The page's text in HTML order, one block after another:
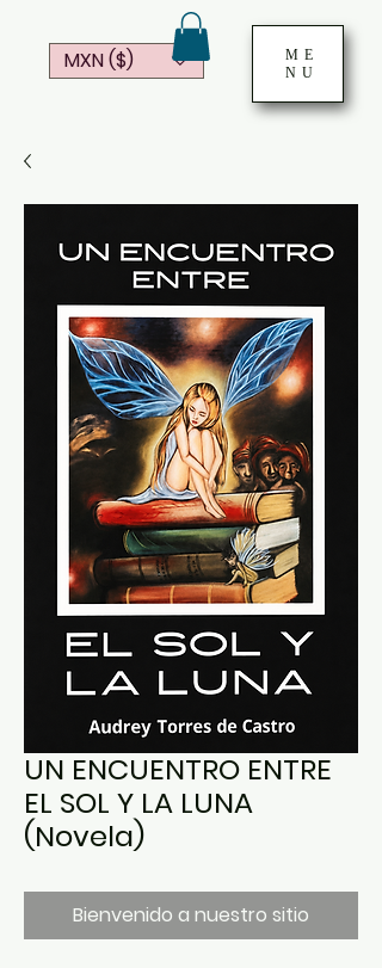
ME
NU
MXN ($)
UN ENCUENTRO ENTRE
EL SOL Y LA LUNA
(Novela)
Bienvenido a nuestro sitio